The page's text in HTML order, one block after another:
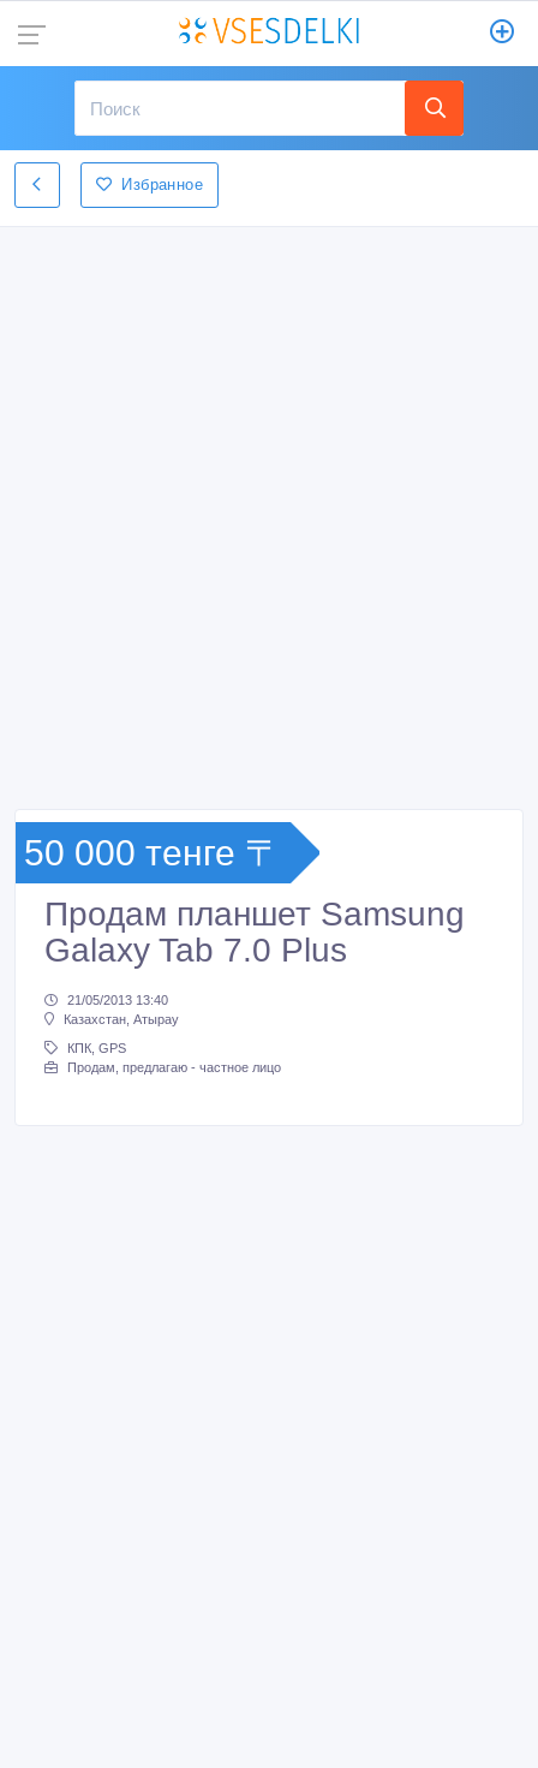
Избранное
50 000 тенге 〒
Продам планшет Samsung
Galaxy Tab 7.0 Plus
21/05/2013 13:40
Казахстан, Атырау
КПК, GPS
Продам, предлагаю - частное лицо